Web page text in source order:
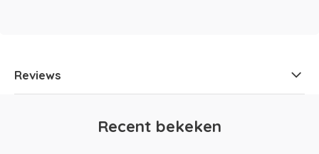
Reviews
Recent bekeken